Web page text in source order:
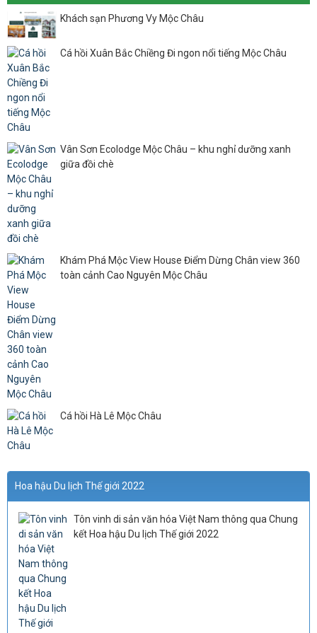
Khách sạn Phương Vy Mộc Châu
Cá hồi Xuân Bắc Chiềng Đi ngon nổi tiếng Mộc Châu
Vân Sơn Ecolodge Mộc Châu – khu nghỉ dưỡng xanh
giữa đồi chè
Khám Phá Mộc View House Điểm Dừng Chân view 360
toàn cảnh Cao Nguyên Mộc Châu
Cá hồi Hà Lê Mộc Châu
Hoa hậu Du lịch Thế giới 2022
Tôn vinh di sản văn hóa Việt Nam thông qua Chung
kết Hoa hậu Du lịch Thế giới 2022